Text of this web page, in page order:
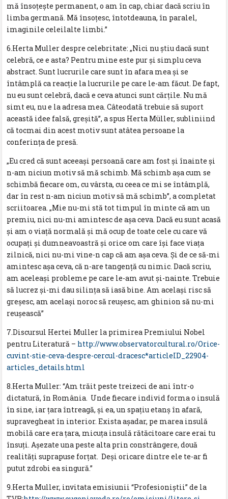
mă însoţeşte permanent, o am în cap, chiar dacă scriu în
limba germană. Mă însoţesc, întotdeauna, în paralel,
imaginile celeilalte limbi.”
6.Herta Muller despre celebritate: „Nici nu ştiu dacă sunt
celebră, ce e asta? Pentru mine este pur şi simplu ceva
abstract. Sunt lucrurile care sunt în afara mea şi se
întâmplă ca reacţie la lucrurile pe care le-am făcut. De fapt,
nu eu sunt celebră, dacă e ceva atunci sunt cărţile. Nu mă
simt eu, nu e la adresa mea. Câteodată trebuie să suport
această idee falsă, greşită”, a spus Herta Müller, subliniind
că tocmai din acest motiv sunt atâtea persoane la
conferinţa de presă.
„Eu cred că sunt aceeaşi persoană care am fost şi înainte şi
n-am niciun motiv să mă schimb. Mă schimb aşa cum se
schimbă fiecare om, cu vârsta, cu ceea ce mi se întâmplă,
dar în rest n-am niciun motiv să mă schimb”, a completat
scriitoarea. „Mie nu-mi stă tot timpul în minte că am un
premiu, nici nu-mi amintesc de aşa ceva. Dacă eu sunt acasă
şi am o viaţă normală şi mă ocup de toate cele cu care vă
ocupaţi şi dumneavoastră şi orice om care îşi face viaţa
zilnică, nici nu-mi vine-n cap că am aşa ceva. Şi de ce să-mi
amintesc aşa ceva, că n-are tangenţă cu nimic. Dacă scriu,
am aceleaşi probleme pe care le-am avut şi-nainte. Trebuie
să lucrez şi-mi dau silinţa să iasă bine. Am acelaşi risc să
greşesc, am acelaşi noroc să reuşesc, am ghinion să nu-mi
reuşească”
7.Discursul Hertei Muller la primirea Premiului Nobel
pentru Literatură – http://www.observatorcultural.ro/Orice-
cuvint-stie-ceva-despre-cercul-dracesc*articleID_22904-
articles_details.html
8.Herta Muller: “Am trăit peste treizeci de ani într-o
dictatură, în România. Unde fiecare individ forma o insulă
în sine, iar țara întreagă, și ea, un spațiu etanș în afară,
supravegheat în interior. Exista așadar, pe marea insulă
mobilă care era țara, micuța insulă rătăcitoare care erai tu
însuți. Așezate una peste alta prin constrângere, două
realități suprapuse forțat. Deși oricare dintre ele te-ar fi
putut zdrobi ea singură.”
9.Herta Muller, invitata emisiunii “Profesioniștii” de la